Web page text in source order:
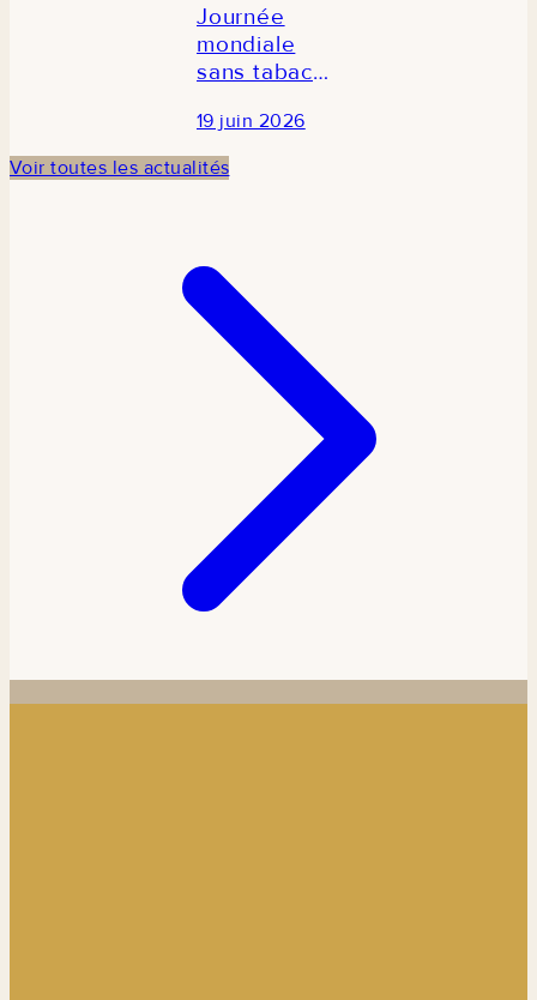
Journée
mondiale
sans tabac
CRES
participe à la
commémoration
avec TCDI
Sénégal
19 juin 2026
Voir toutes les actualités